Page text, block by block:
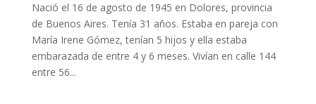
Nació el 16 de agosto de 1945 en Dolores, provincia
de Buenos Aires. Tenía 31 años. Estaba en pareja con
María Irene Gómez, tenían 5 hijos y ella estaba
embarazada de entre 4 y 6 meses. Vivían en calle 144
entre 56...